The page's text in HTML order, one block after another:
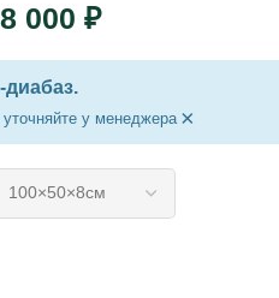
000 ₽
диабаз.
у менеджера ×